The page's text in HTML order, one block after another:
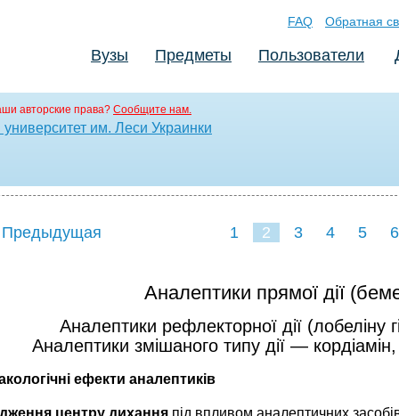
FAQ Обратная
Вузы Предметы Пользователи
авторские права? Сообщите нам.
им. Леси Украинки
1 2 3 4 5 6
Аналептики прямої дії
Аналептики рефлекторної дії (лобе­ліну
Аналептики змішаного типу дії —
ефекти аналептиків
центру дихання під впливом аналептичних